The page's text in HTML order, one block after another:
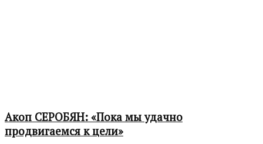
Акоп СЕРОБЯН: «Пока мы удачно
продвигаемся к цели»